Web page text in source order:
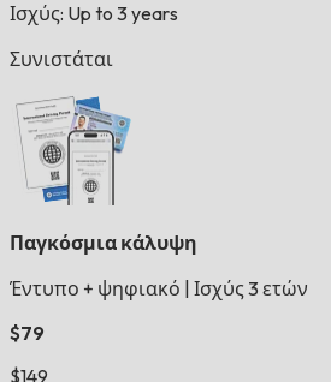
Ισχύς: Up to 3 years
Συνιστάται
Παγκόσμια κάλυψη
Έντυπο + ψηφιακό Ισχύς 3 ετών
$79
$149